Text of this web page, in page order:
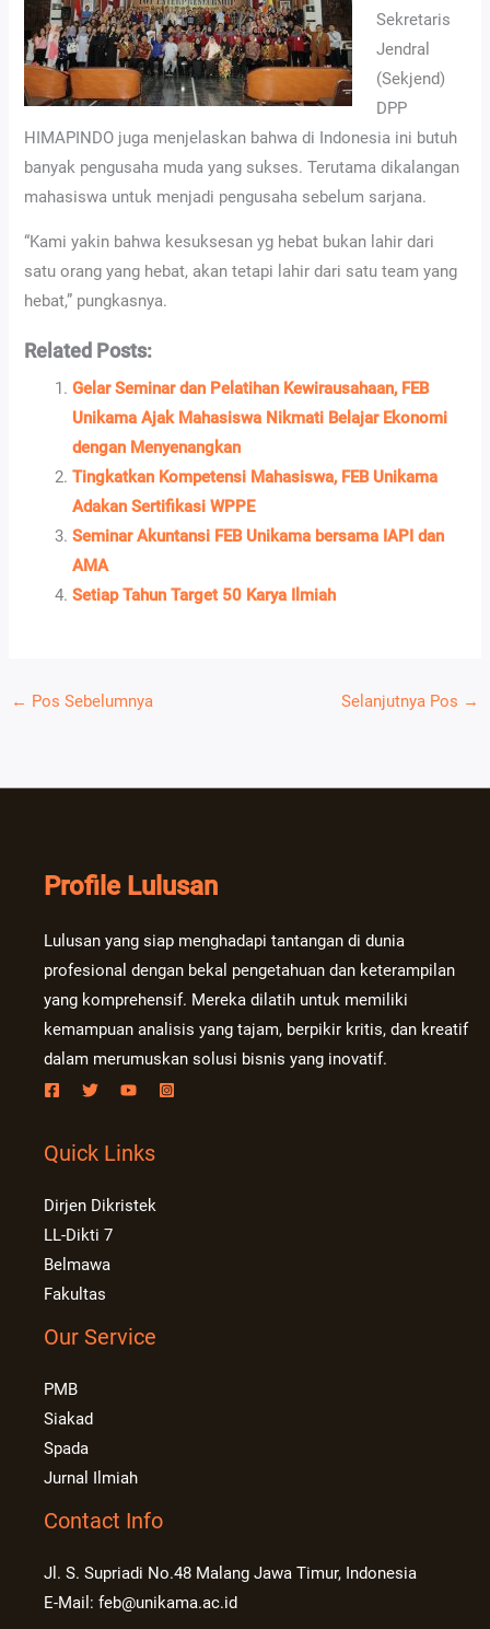
Sekretaris
Jendral
(Sekjend)
DPP
HIMAPINDO juga menjelaskan bahwa di Indonesia ini butuh
banyak pengusaha muda yang sukses. Terutama dikalangan
mahasiswa untuk menjadi pengusaha sebelum sarjana.
“Kami yakin bahwa kesuksesan yg hebat bukan lahir dari
satu orang yang hebat, akan tetapi lahir dari satu team yang
hebat,” pungkasnya.
Related Posts:
Gelar Seminar dan Pelatihan Kewirausahaan, FEB
Unikama Ajak Mahasiswa Nikmati Belajar Ekonomi
dengan Menyenangkan
Tingkatkan Kompetensi Mahasiswa, FEB Unikama
Adakan Sertifikasi WPPE
Seminar Akuntansi FEB Unikama bersama IAPI dan
AMA
Setiap Tahun Target 50 Karya Ilmiah
← Pos Sebelumnya Selanjutnya Pos →
Profile Lulusan
Lulusan yang siap menghadapi tantangan di dunia
profesional dengan bekal pengetahuan dan keterampilan
yang komprehensif. Mereka dilatih untuk memiliki
kemampuan analisis yang tajam, berpikir kritis, dan kreatif
dalam merumuskan solusi bisnis yang inovatif.
Quick Links
Dirjen Dikristek
LL-Dikti 7
Belmawa
Fakultas
Our Service
PMB
Siakad
Spada
Jurnal Ilmiah
Contact Info
Jl. S. Supriadi No.48 Malang Jawa Timur, Indonesia
E-Mail: feb@unikama.ac.id